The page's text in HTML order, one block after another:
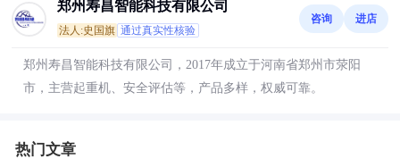
郑州寿昌智能科技有限公司
法人:史国旗 通过真实性核验
咨询 进店
郑州寿昌智能科技有限公司，2017年成立于河南省郑州市荥阳
市，主营起重机、安全评估等，产品多样，权威可靠。
热门文章